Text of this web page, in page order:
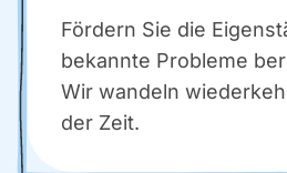
För­dern Sie die
bekann­te Pro­ble­me
Wir wan­deln
der Zeit.